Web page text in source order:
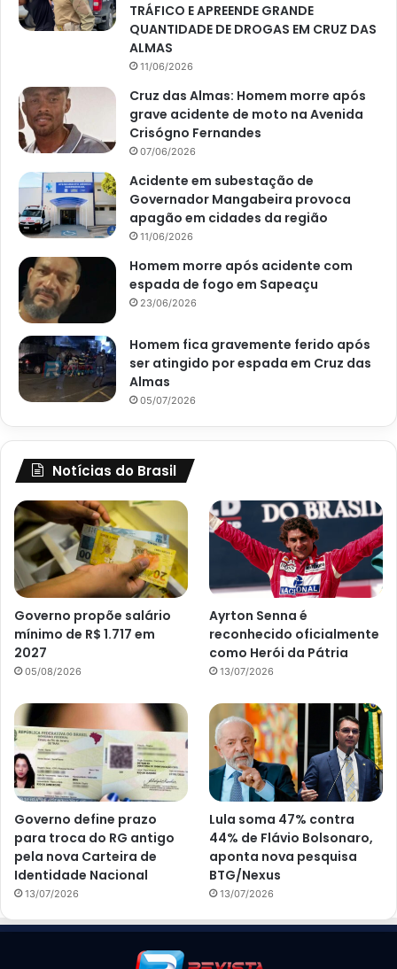
TRÁFICO E APREENDE GRANDE
QUANTIDADE DE DROGAS EM CRUZ DAS
ALMAS
11/06/2026
Cruz das Almas: Homem morre após
grave acidente de moto na Avenida
Crisógno Fernandes
07/06/2026
Acidente em subestação de
Governador Mangabeira provoca
apagão em cidades da região
11/06/2026
Homem morre após acidente com
espada de fogo em Sapeaçu
23/06/2026
Homem fica gravemente ferido após
ser atingido por espada em Cruz das
Almas
05/07/2026
Notícias do Brasil
Governo propõe salário
mínimo de R$ 1.717 em
2027
05/08/2026
Ayrton Senna é
reconhecido oficialmente
como Herói da Pátria
13/07/2026
Governo define prazo
para troca do RG antigo
pela nova Carteira de
Identidade Nacional
13/07/2026
Lula soma 47% contra
44% de Flávio Bolsonaro,
aponta nova pesquisa
BTG/Nexus
13/07/2026